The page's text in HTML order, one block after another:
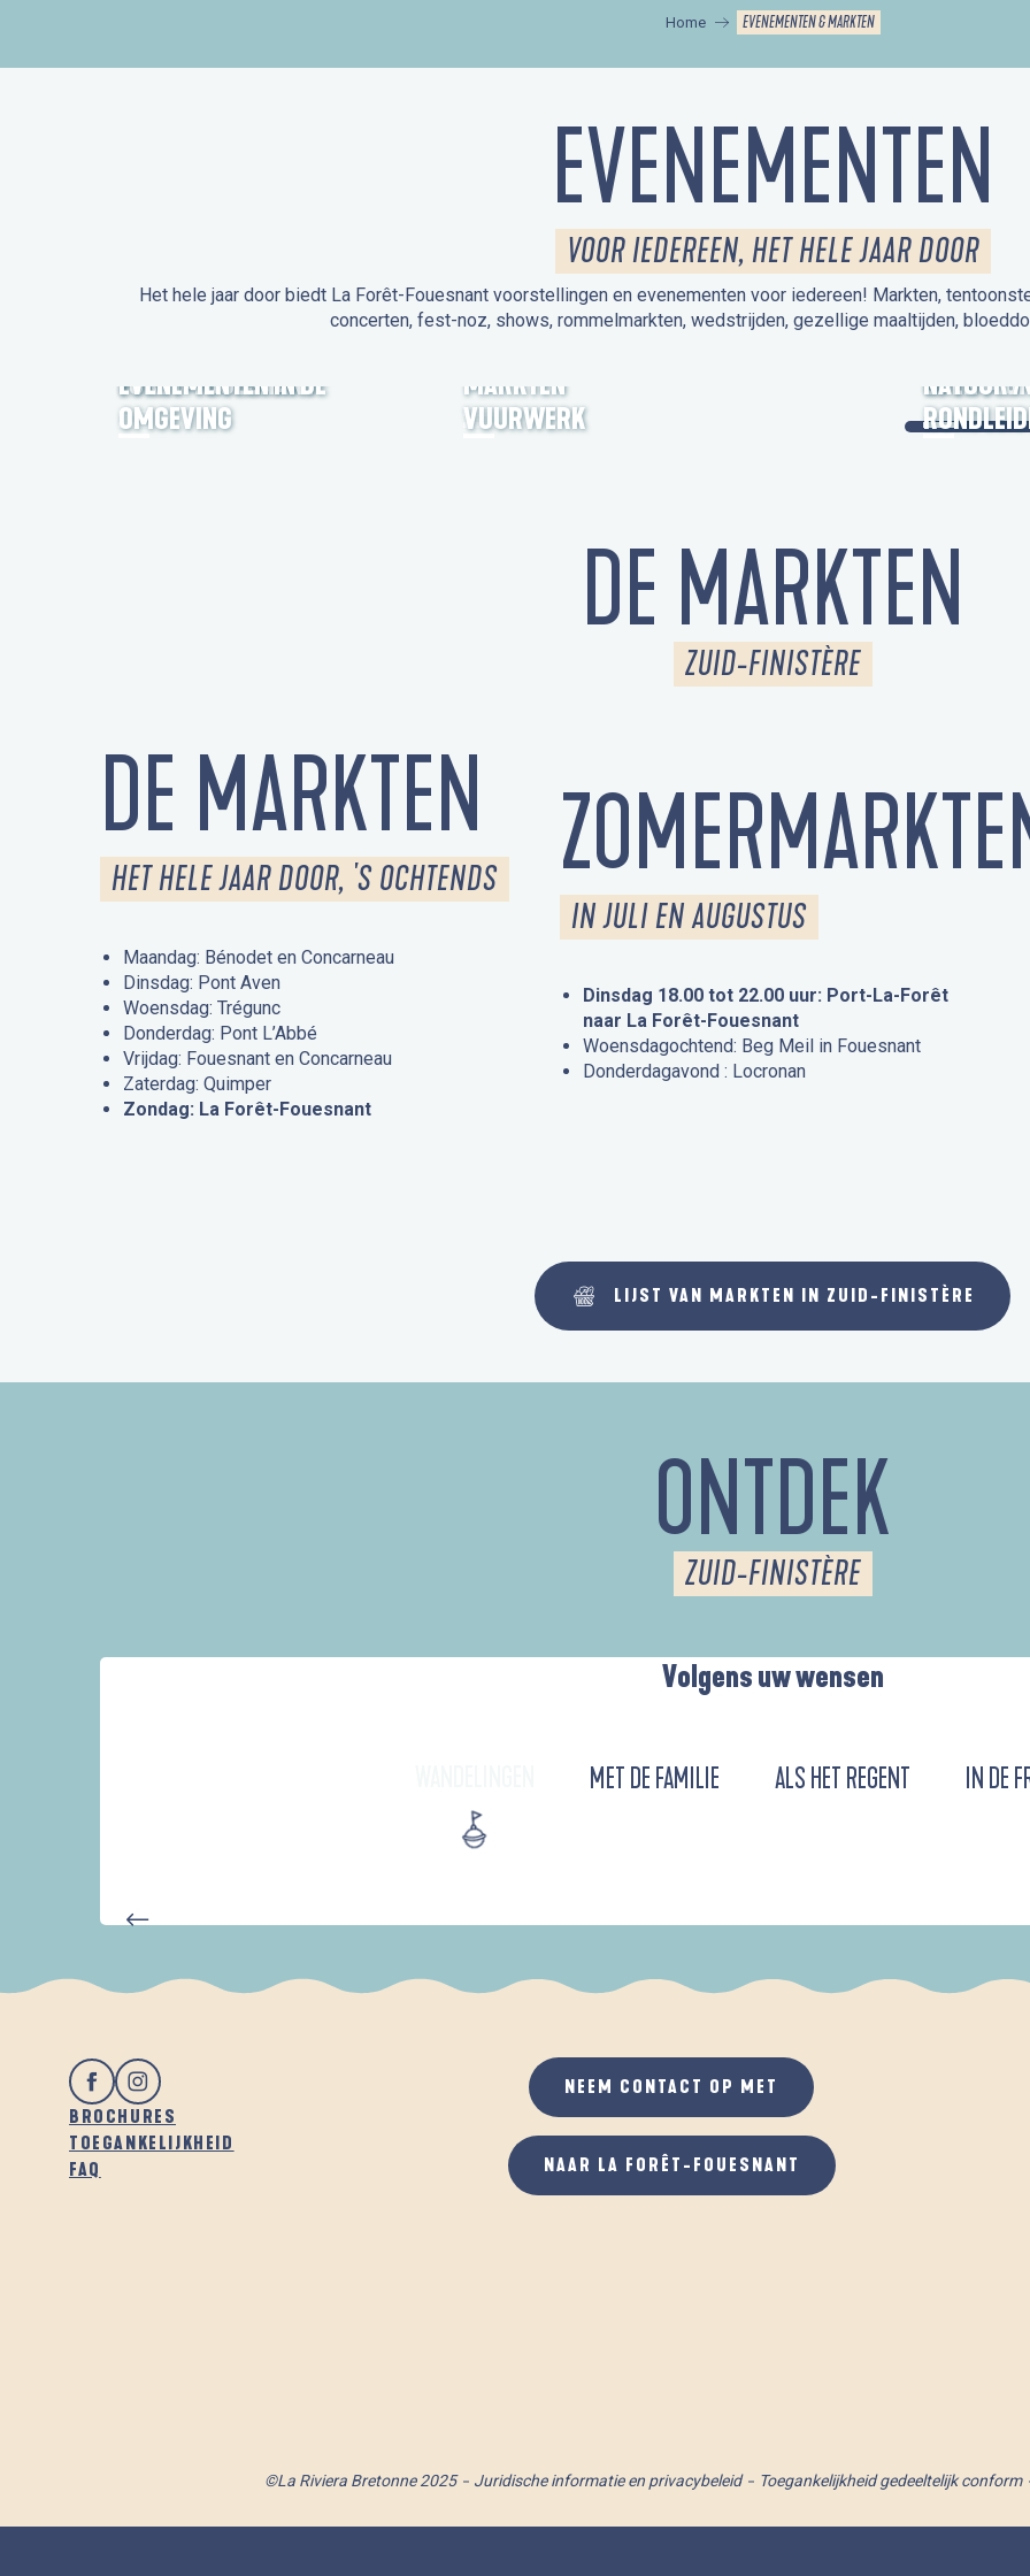
Home EVENEMENTEN & MARKTEN
EVENEMENTEN
VOOR IEDEREEN, HET HELE JAAR DOOR
Het hele jaar door biedt La Forêt-Fouesnant voorstellingen en evenementen voor iedereen! Markten,
concerten, fest-noz, shows, rommelmarkten, wedstrijden, gezellige maaltijden,
FORÊT-FOUESNANT
EVENEMENTEN IN DE
OMGEVING
MARKTEN
VUURWERK
OPEN
NATUUR /
DE MARKTEN
ZUID-FINISTÈRE
DE MARKTEN
HET HELE JAAR DOOR, 'S OCHTENDS
Maandag: Bénodet en Concarneau
Dinsdag: Pont Aven
Woensdag: Trégunc
Donderdag: Pont L’Abbé
Vrijdag: Fouesnant en Concarneau
Zaterdag: Quimper
Zondag: La Forêt-Fouesnant
IN JULI EN AUGUSTUS
Dinsdag 18.00 tot 22.00 uur: Port-La-Forêt
naar La Forêt-Fouesnant
Woensdagochtend: Beg Meil in Fouesnant
Donderdagavond : Locronan
LIJST VAN MARKTEN IN ZUID-FINISTÈRE
ONTDEK
ZUID-FINISTÈRE
Volgens uw wensen
MET DE FAMILIE ALS HET REGENT IN DE
BROCHURES
TOEGANKELIJKHEID
FAQ
NEEM CONTACT OP MET
NAAR LA FORÊT-FOUESNANT
©La Riviera Bretonne 2025 Juridische informatie en privacybeleid Toegankelijkheid gedeeltelijk conform